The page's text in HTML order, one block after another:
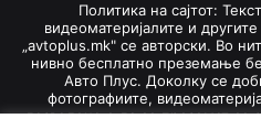
Политика на сајтот:
видеоматеријалите и
„avtoplus.mk" се авторски. Во
нивно бесплатно преземање
Авто Плус. Доколку се
фотографиите,
дозволено е да се преземат со